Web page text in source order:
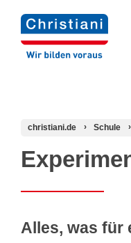
christiani.de Schule
Alles, was für